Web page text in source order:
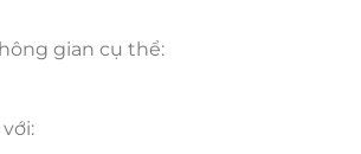
gian cụ thể: